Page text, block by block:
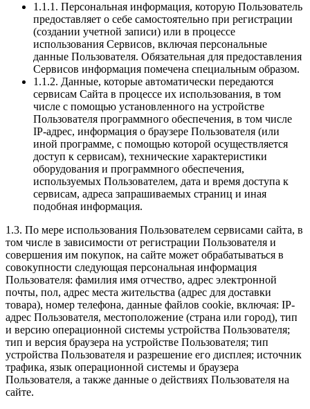
1.1.1. Персональная информация, которую Пользователь
предоставляет о себе самостоятельно при регистрации
(создании учетной записи) или в процессе
использования Сервисов, включая персональные
данные Пользователя. Обязательная для предоставления
Сервисов информация помечена специальным образом.
1.1.2. Данные, которые автоматически передаются
сервисам Сайта в процессе их использования, в том
числе с помощью установленного на устройстве
Пользователя программного обеспечения, в том числе
IP-адрес, информация о браузере Пользователя (или
иной программе, с помощью которой осуществляется
доступ к сервисам), технические характеристики
оборудования и программного обеспечения,
используемых Пользователем, дата и время доступа к
сервисам, адреса запрашиваемых страниц и иная
подобная информация.
1.3. По мере использования Пользователем сервисами сайта, в
том числе в зависимости от регистрации Пользователя и
совершения им покупок, на сайте может обрабатываться в
совокупности следующая персональная информация
Пользователя: фамилия имя отчество, адрес электронной
почты, пол, адрес места жительства (адрес для доставки
товара), номер телефона, данные файлов cookie, включая: IP-
адрес Пользователя, местоположение (страна или город), тип
и версию операционной системы устройства Пользователя;
тип и версия браузера на устройстве Пользователя; тип
устройства Пользователя и разрешение его дисплея; источник
трафика, язык операционной системы и браузера
Пользователя, а также данные о действиях Пользователя на
сайте.